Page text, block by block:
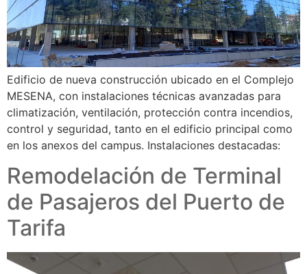
Edificio de nueva construcción ubicado en el Complejo
MESENA, con instalaciones técnicas avanzadas para
climatización, ventilación, protección contra incendios,
control y seguridad, tanto en el edificio principal como
en los anexos del campus. Instalaciones destacadas:
Remodelación de Terminal
de Pasajeros del Puerto de
Tarifa